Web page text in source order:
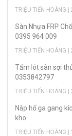
TRIỆU TIẾN HOÀNG
Sàn Nhựa FRP
0395 964 009
TRIỆU TIẾN HOÀNG
Tấm lót sàn sợi
0353842797
TRIỆU TIẾN HOÀNG
Nắp hố ga gang
kho
TRIỆU TIẾN HOÀNG